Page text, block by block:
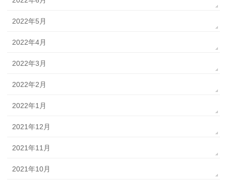
2022年5月
2022年4月
2022年3月
2022年2月
2022年1月
2021年12月
2021年11月
2021年10月